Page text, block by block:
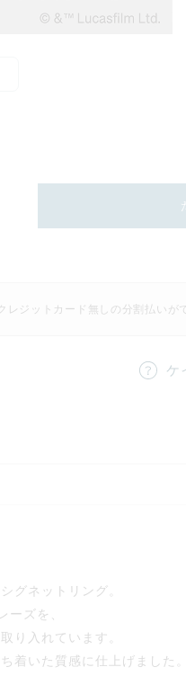
レジットカード無しの分割払いが
ケ
グネットリング。
ズを、
り入れています。
着いた質感に仕上げました